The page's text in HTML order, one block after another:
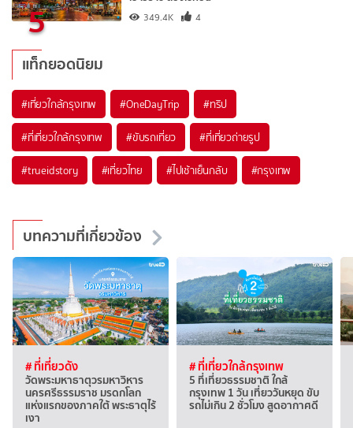
5 349.4K 4
แท็กยอดนิยม
#เที่ยวใกล้กรุงเทพ #OneDayTrip #ทริป
#ที่เที่ยวใกล้กรุงเทพ #ขับรถเที่ยว #ที่เที่ยวถ่ายรูป
#trueidstory #เที่ยวไทย #ไปเช้าเย็นกลับ #กรุงเทพ
บทความที่เกี่ยวข้อง
# ที่เที่ยวดัง
วัดพระมหาธาตุวรมหาวิหาร
นครศรีธรรมราช มรดกโลก
แห่งแรกของภาคใต้ พระธาตุไร้
เงา
# ที่เที่ยวใกล้กรุงเทพ
5 ที่เที่ยวธรรมชาติ ใกล้
กรุงเทพ 1 วัน เที่ยววันหยุด ขับ
รถไม่เกิน 2 ชั่วโมง สูดอากาศดี